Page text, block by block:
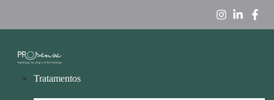
Tratamentos